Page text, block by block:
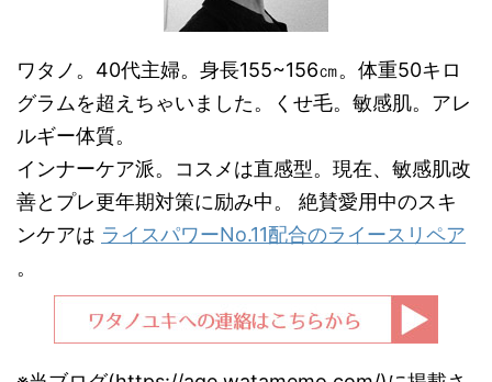
ワタノ。40代主婦。身長155~156㎝。体重50キロ
グラムを超えちゃいました。くせ毛。敏感肌。アレ
ルギー体質。
インナーケア派。コスメは直感型。現在、敏感肌改
善とプレ更年期対策に励み中。 絶賛愛用中のスキ
ンケアは ライスパワーNo.11配合のライースリペア
。